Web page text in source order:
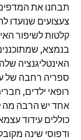
תבחנו את
צעצועים שנועדו
קלטות לשיפור
בנמצא,
האינטליגנציה
ספריה רחבה של
רופאי ילדים,
אחד יש הרבה מה
כוללים עידוד
ודפוסי שינה